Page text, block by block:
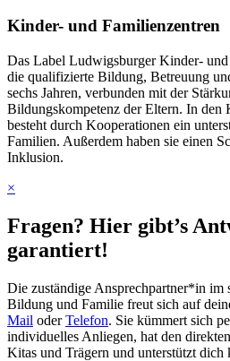
Kinder- und Familienzentren
Das Label Ludwigsburger Kinder-
die qualifizierte Bildung, Betreuung
sechs Jahren, verbunden mit der
Bildungskompetenz der Eltern. In den
besteht durch Kooperationen ein
Familien. Außerdem haben sie einen
Inklusion.
×
Fragen? Hier gibt’s
garantiert!
Die zuständige Ansprechpartner*in im
Bildung und Familie freut sich auf
Mail oderTelefon. Sie kümmert sich
individuelles Anliegen, hat den
Kitas und Trägern und unterstützt